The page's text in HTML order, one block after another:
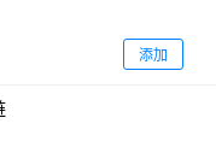
添加